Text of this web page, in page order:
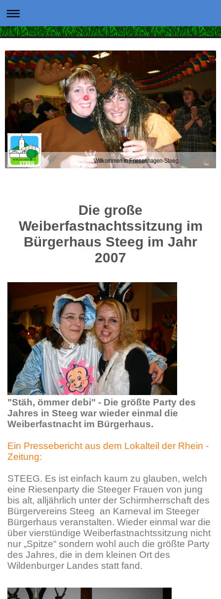
Willkommen in Friesenhagen-Steeg
Die große
Weiberfastnachtssitzung im
Bürgerhaus Steeg im Jahr
2007
"Stäh, ömmer debi" - Die größte Party des
Jahres in Steeg war wieder einmal die
Weiberfastnacht im Bürgerhaus.
Ein Pressebericht aus dem Lokalteil der Rhein -
Zeitung:
STEEG. Es ist einfach kaum zu glauben, welch
eine Riesenparty die Steeger Frauen von jung
bis alt, alljährlich unter der Schirmherrschaft des
Bürgervereins Steeg an Karneval im Steeger
Bürgerhaus veranstalten. Wieder einmal war die
über vierstündige Weiberfastnachtssitzung nicht
nur „Spitze“ sondern wohl auch die größte Party
des Jahres, die in dem kleinen Ort des
Wildenburger Landes statt fand.